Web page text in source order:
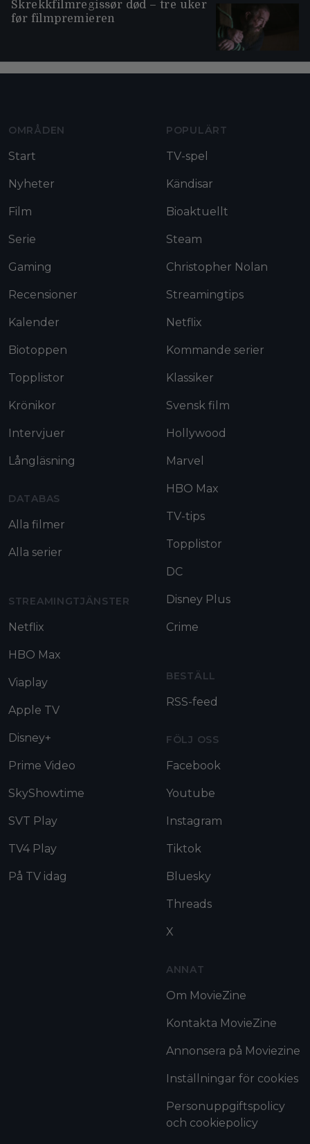
Skrekkfilmregissør død – tre uker
før filmpremieren
OMRÅDEN
Start
Nyheter
Film
Serie
Gaming
Recensioner
Kalender
Biotoppen
Topplistor
Krönikor
Intervjuer
Långläsning
DATABAS
Alla filmer
Alla serier
STREAMINGTJÄNSTER
Netflix
HBO Max
Viaplay
Apple TV
Disney+
Prime Video
SkyShowtime
SVT Play
TV4 Play
På TV idag
POPULÄRT
TV-spel
Kändisar
Bioaktuellt
Steam
Christopher Nolan
Streamingtips
Netflix
Kommande serier
Klassiker
Svensk film
Hollywood
Marvel
HBO Max
TV-tips
Topplistor
DC
Disney Plus
Crime
BESTÄLL
RSS-feed
FÖLJ OSS
Facebook
Youtube
Instagram
Tiktok
Bluesky
Threads
X
ANNAT
Om MovieZine
Kontakta MovieZine
Annonsera på Moviezine
Inställningar för cookies
Personuppgiftspolicy
och cookiepolicy